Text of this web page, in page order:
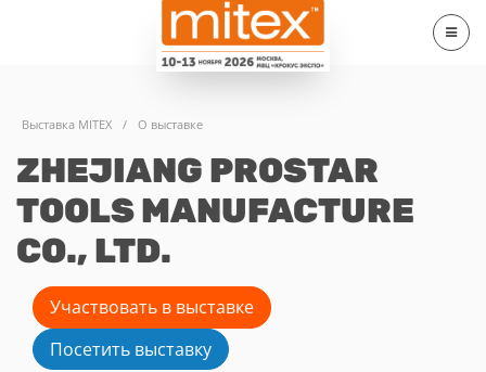
Выставка MITEX / О выставке
ZHEJIANG PROSTAR
TOOLS MANUFACTURE
CO., LTD.
Участвовать в выставке
Посетить выставку